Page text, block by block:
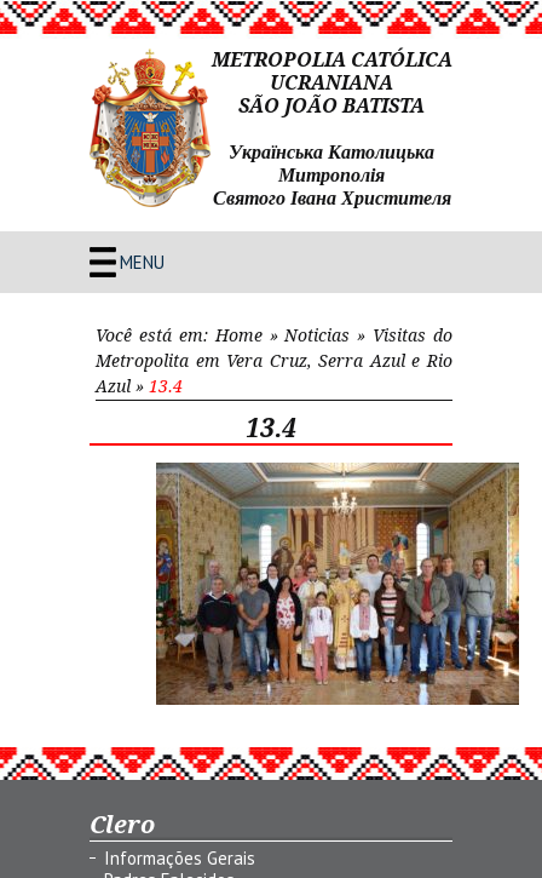
METROPOLIA CATÓLICA
UCRANIANA
SÃO JOÃO BATISTA
Українська Католицька
Митрополія
Святого Івана Христителя
MENU
Você está em: Home» Noticias » Visitas do
Metropolita em Vera Cruz, Serra Azul e Rio
Azul » 13.4
13.4
Clero
Informações Gerais